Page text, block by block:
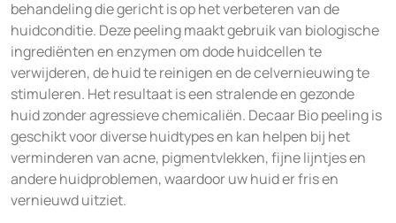
behandeling die gericht is op het verbeteren van de
huidconditie. Deze peeling maakt gebruik van biologische
ingrediënten en enzymen om dode huidcellen te
verwijderen, de huid te reinigen en de celvernieuwing te
stimuleren. Het resultaat is een stralende en gezonde
huid zonder agressieve chemicaliën. Decaar Bio peeling is
geschikt voor diverse huidtypes en kan helpen bij het
verminderen van acne, pigmentvlekken, fijne lijntjes en
andere huidproblemen, waardoor uw huid er fris en
vernieuwd uitziet.